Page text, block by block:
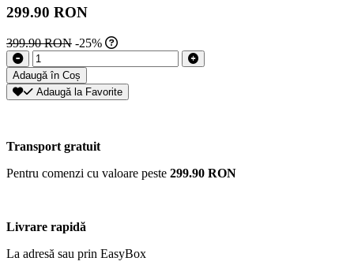
299.90 RON
399.90 RON -25%
Adaugă în Coș
Adaugă la Favorite
Transport gratuit
Pentru comenzi cu valoare peste 299.90 RON
Livrare rapidă
La adresă sau prin EasyBox